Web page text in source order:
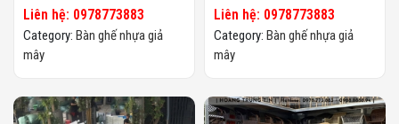
Liên hệ: 0978773883
Category: Bàn ghế nhựa giả
mây
Liên hệ: 0978773883
Category: Bàn ghế nhựa giả
mây